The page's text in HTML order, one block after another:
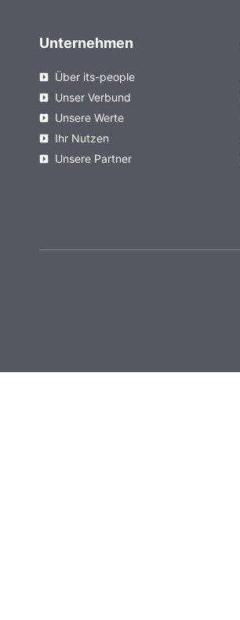
Unternehmen
Über its-people
Unser Verbund
Unsere Werte
Ihr Nutzen
Unsere Partner